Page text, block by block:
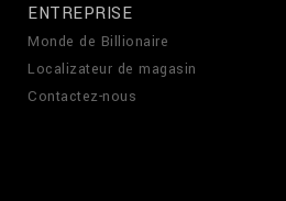
ENTREPRISE
Monde de Billionaire
Localizateur de magasin
Contactez-nous